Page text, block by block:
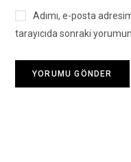
Adımı, e-posta
tarayıcıda sonraki